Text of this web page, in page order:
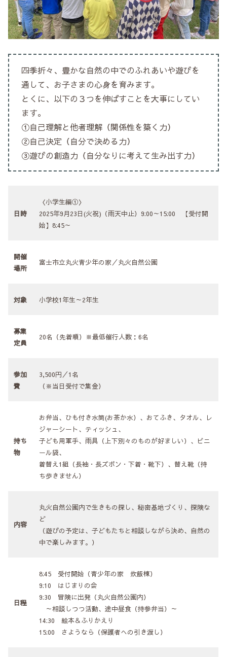
四季折々、豊かな自然の中でのふれあいや遊びを
通して、お子さまの心身を育みます。
とくに、以下の３つを伸ばすことを大事にしてい
ます。
①自己理解と他者理解（関係性を築く力）
②自己決定（自分で決める力）
③遊びの創造力（自分なりに考えて生み出す力）
日時
〈小学生編①〉
2025年9月23日(火祝)（雨天中止）9:00～15:00 【受付開
始】8:45～
開催
場所
富士市立丸火青少年の家／丸火自然公園
対象 小学校1年生～2年生
募集
定員
20名（先着順）※最低催行人数：6名
参加
費
3,500円／1名
（※当日受付で集金）
持ち
物
お弁当、ひも付き水筒(お茶か水）、おてふき、タオル、レ
ジャーシート、ティッシュ、
子ども用軍手、雨具（上下別々のものが好ましい）、ビニ
ール袋、
着替え1組（長袖・長ズボン・下着・靴下）、替え靴（持
ち歩きません）
内容
丸火自然公園内で生きもの探し、秘密基地づくり、探険な
ど
（遊びの予定は、子どもたちと相談しながら決め、自然の
中で楽しみます。）
日程
8:45 受付開始（青少年の家 炊飯棟）
9:10 はじまりの会
9:30 冒険に出発（丸火自然公園内）
～相談しつつ活動、途中昼食（持参弁当）～
14:30 絵本＆ふりかえり
15:00 さようなら（保護者への引き渡し）